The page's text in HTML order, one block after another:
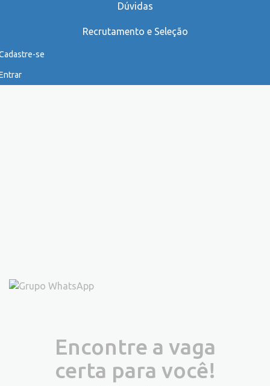
Dúvidas
Recrutamento e Seleção
se
Encontre a vaga
certa para você!